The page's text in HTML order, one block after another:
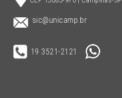
sic@unicamp.br
19 3521-2121